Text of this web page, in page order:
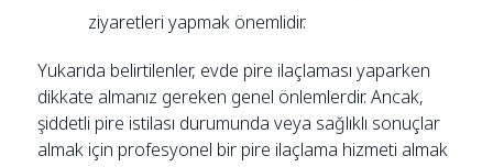
ziyaretleri yapmak önemlidir.
Yukarıda belirtilenler, evde pire ilaçlaması yaparken
dikkate almanız gereken genel önlemlerdir. Ancak,
şiddetli pire istilası durumunda veya sağlıklı sonuçlar
almak için profesyonel bir pire ilaçlama hizmeti almak